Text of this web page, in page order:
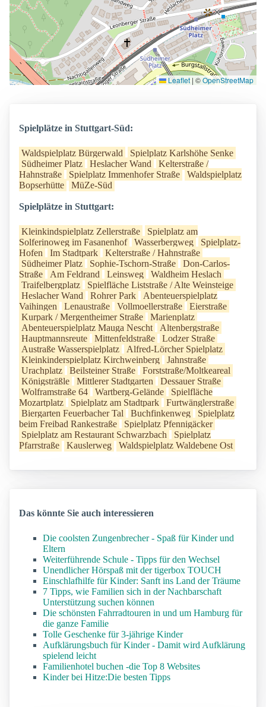
Leaflet | ©OpenStreetMap
Spielplätze in Stuttgart-Süd:
Waldspielplatz Bürgerwald
Spielplatz Karlshöhe Senke
Südheimer Platz
Heslacher Wand
Kelterstraße /
Hahnstraße
Spielplatz Immenhofer Straße
Waldspielplatz
Bopserhütte
MüZe-Süd
Spielplätze in Stuttgart:
Kleinkindspielplatz Zellerstraße
Spielplatz am
Solferinoweg im Fasanenhof
Wasserbergweg
Spielplatz-
Hofen
Im Stadtpark
Kelterstraße / Hahnstraße
Südheimer Platz
Sophie-Tschorn-Straße
Don-Carlos-
Straße
Am Feldrand Leinsweg
Waldheim Heslach
Traifelbergplatz
Spielfläche Liststraße / Alte Weinsteige
Heslacher Wand
Rohrer Park
Abenteuerspielplatz
Vaihingen
Lenaustraße Vollmoellerstraße
Eierstraße
Kurpark / Mergentheimer Straße
Marienplatz
Abenteuerspielplatz Mauga Nescht
Altenbergstraße
Hauptmannsreute
Mittenfeldstraße
Lodzer Straße
Austraße Wasserspielplatz
Alfred-Lörcher Spielplatz
Kleinkinderspielplatz Kirchweinberg
Jahnstraße
Urachplatz
Beilsteiner Straße
Forststraße/Moltkeareal
Königsträßle
Mittlerer Stadtgarten
Dessauer Straße
Wolframstraße 64
Wartberg-Gelände
Spielfläche
Mozartplatz
Spielplatz am Stadtpark
Furtwänglerstraße
Biergarten Feuerbacher Tal
Buchfinkenweg
Spielplatz
beim Freibad Rankestraße
Spielplatz Pfennigäcker
Spielplatz am Restaurant Schwarzbach
Spielplatz
Pfarrstraße
Kauslerweg Waldspielplatz Waldebene Ost
Das könnte Sie auch interessieren
Die coolsten Zungenbrecher - Spaß für Kinder und
Eltern
Weiterführende Schule - Tipps für den Wechsel
Unendlicher Hörspaß mit der tigerbox TOUCH
Einschlafhilfe für Kinder: Sanft ins Land der Träume
7 Tipps, wie Familien sich in der Nachbarschaft
Unterstützung suchen können
Die schönsten Fahrradtouren in und um Hamburg für
die ganze Familie
Tolle Geschenke für 3-jährige Kinder
Aufklärungsbuch für Kinder - Damit wird Aufklärung
spielend leicht
Familienhotel buchen -die Top 8 Websites
Kinder bei Hitze:Die besten Tipps